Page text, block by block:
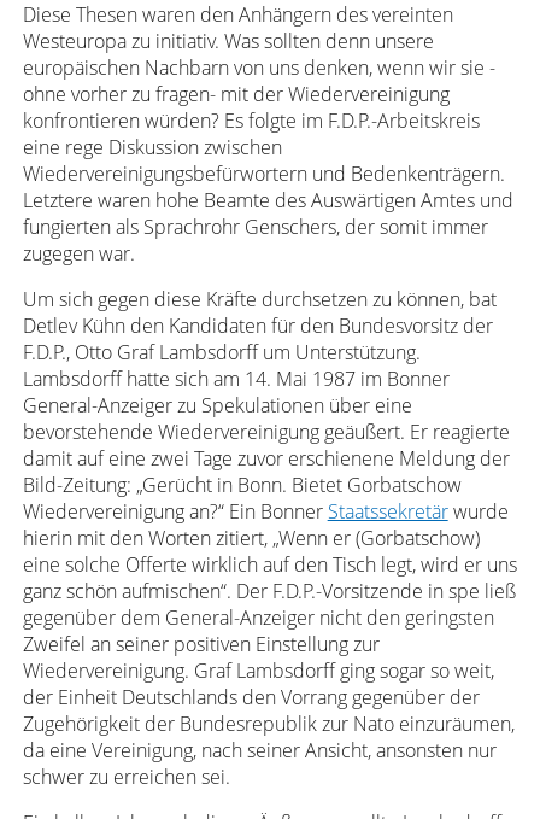
Diese Thesen waren den Anhängern des vereinten
Westeuropa zu initiativ. Was sollten denn unsere
europäischen Nachbarn von uns denken, wenn wir sie -
ohne vorher zu fragen- mit der Wiedervereinigung
konfrontieren würden? Es folgte im F.D.P.-Arbeitskreis
eine rege Diskussion zwischen
Wiedervereinigungsbefürwortern und Bedenkenträgern.
Letztere waren hohe Beamte des Auswärtigen Amtes und
fungierten als Sprachrohr Genschers, der somit immer
zugegen war.
Um sich gegen diese Kräfte durchsetzen zu können, bat
Detlev Kühn den Kandidaten für den Bundesvorsitz der
F.D.P., Otto Graf Lambsdorff um Unterstützung.
Lambsdorff hatte sich am 14. Mai 1987 im Bonner
General-Anzeiger zu Spekulationen über eine
bevorstehende Wiedervereinigung geäußert. Er reagierte
damit auf eine zwei Tage zuvor erschienene Meldung der
Bild-Zeitung: „Gerücht in Bonn. Bietet Gorbatschow
Wiedervereinigung an?“ Ein Bonner Staatssekretärwurde
hierin mit den Worten zitiert, „Wenn er (Gorbatschow)
eine solche Offerte wirklich auf den Tisch legt, wird er uns
ganz schön aufmischen“. Der F.D.P.-Vorsitzende in spe ließ
gegenüber dem General-Anzeiger nicht den geringsten
Zweifel an seiner positiven Einstellung zur
Wiedervereinigung. Graf Lambsdorff ging sogar so weit,
der Einheit Deutschlands den Vorrang gegenüber der
Zugehörigkeit der Bundesrepublik zur Nato einzuräumen,
da eine Vereinigung, nach seiner Ansicht, ansonsten nur
schwer zu erreichen sei.